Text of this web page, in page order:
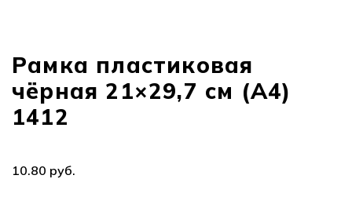
Рамка пластиковая
чёрная 21×29,7 см (А4)
1412
руб.